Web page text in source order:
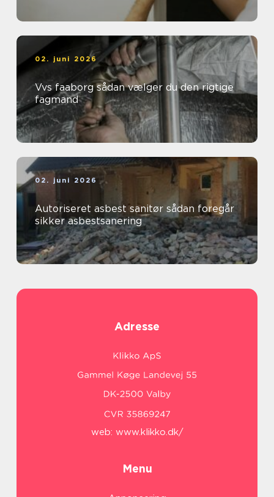
02. juni 2026
Vvs faaborg sådan vælger du den rigtige
fagmand
02. juni 2026
Autoriseret asbest sanitør sådan foregår
sikker asbestsanering
Adresse
web: www.klikko.dk/
Menu